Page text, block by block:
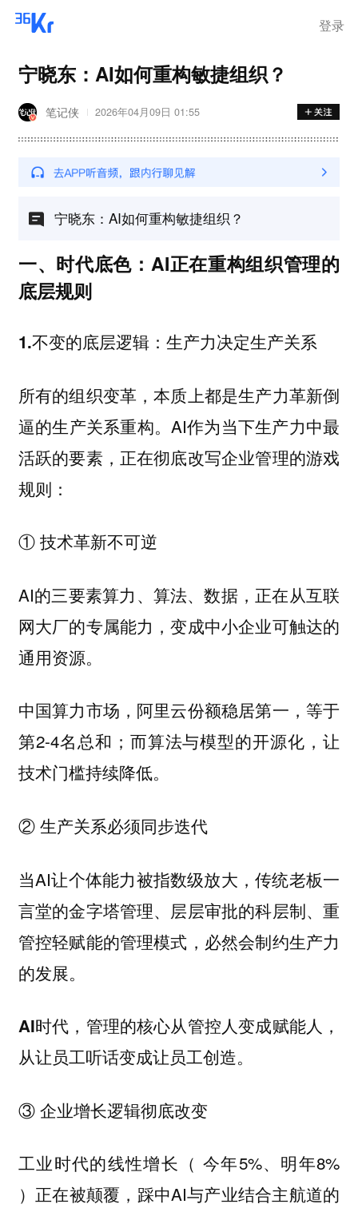
登录
宁晓东：AI如何重构敏捷组织？
笔记侠 2026年04月09日 01:55
宁晓东：AI如何重构敏捷组织？
一、时代底色：AI正在重构组织管理的
底层规则
1.不变的底层逻辑：生产力决定生产关系
所有的组织变革，本质上都是生产力革新倒
逼的生产关系重构。AI作为当下生产力中最
活跃的要素，正在彻底改写企业管理的游戏
规则：
① 技术革新不可逆
AI的三要素算力、算法、数据，正在从互联
网大厂的专属能力，变成中小企业可触达的
通用资源。
中国算力市场，阿里云份额稳居第一，等于
第2-4名总和；而算法与模型的开源化，让
技术门槛持续降低。
② 生产关系必须同步迭代
当AI让个体能力被指数级放大，传统老板一
言堂的金字塔管理、层层审批的科层制、重
管控轻赋能的管理模式，必然会制约生产力
的发展。
AI时代，管理的核心从管控人变成赋能人，
从让员工听话变成让员工创造。
③ 企业增长逻辑彻底改变
工业时代的线性增长（ 今年5%、明年8%
）正在被颠覆，踩中AI与产业结合主航道的